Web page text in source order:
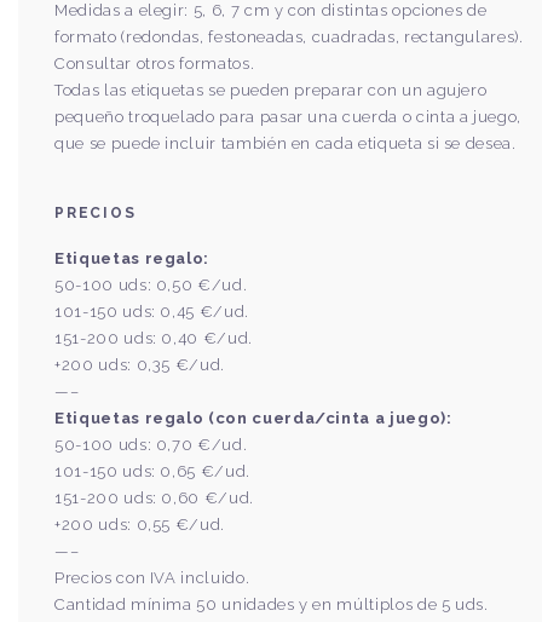
Medidas a elegir: 5, 6, 7 cm y con distintas opciones de
formato (redondas, festoneadas, cuadradas, rectangulares).
Consultar otros formatos.
Todas las etiquetas se pueden preparar con un agujero
pequeño troquelado para pasar una cuerda o cinta a juego,
que se puede incluir también en cada etiqueta si se desea.
PRECIOS
Etiquetas regalo:
50-100 uds: 0,50 €/ud.
101-150 uds: 0,45 €/ud.
151-200 uds: 0,40 €/ud.
+200 uds: 0,35 €/ud.
—–
Etiquetas regalo (con cuerda/cinta a juego):
50-100 uds: 0,70 €/ud.
101-150 uds: 0,65 €/ud.
151-200 uds: 0,60 €/ud.
+200 uds: 0,55 €/ud.
—–
Precios con IVA incluido.
Cantidad mínima 50 unidades y en múltiplos de 5 uds.